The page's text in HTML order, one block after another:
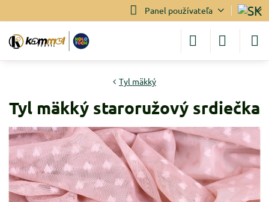
Panel používateľa
Tyl mäkký
Tyl mäkký staroružový srdiečka